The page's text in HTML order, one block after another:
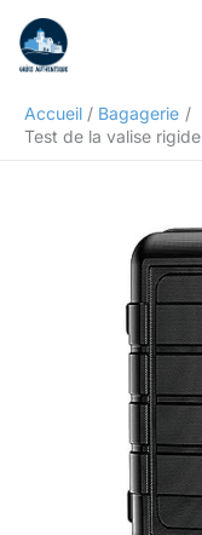
contenu
Accueil
Bagagerie
Test de la valise
Rechercher